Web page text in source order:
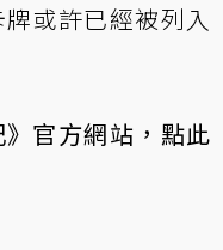
或許已經被列入
官方網站， 點此